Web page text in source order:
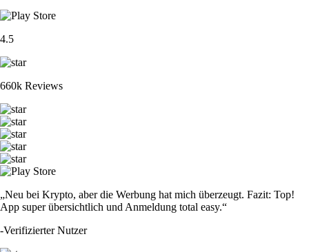
4.5
660k Reviews
„Neu bei Krypto, aber die Werbung hat mich überzeugt. Fazit: Top!
App super übersichtlich und Anmeldung total easy.“
-Verifizierter Nutzer